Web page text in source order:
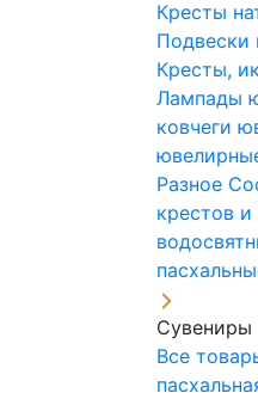
Кресты
Подвески
Кресты,
Лампады
ковчеги
Разное
крестов и
Сувениры
Все